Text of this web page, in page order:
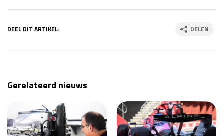
DEEL DIT ARTIKEL: DELEN
Gerelateerd nieuws